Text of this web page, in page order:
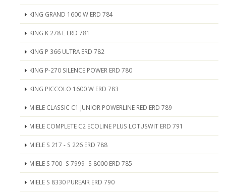
KING GRAND 1600 W ERD 784
KING K 278 E ERD 781
KING P 366 ULTRA ERD 782
KING P-270 SILENCE POWER ERD 780
KING PICCOLO 1600 W ERD 783
MIELE CLASSIC C1 JUNIOR POWERLINE RED ERD 789
MIELE COMPLETE C2 ECOLINE PLUS LOTUSWIT ERD 791
MIELE S 217 - S 226 ERD 788
MIELE S 700 -S 7999 -S 8000 ERD 785
MIELE S 8330 PUREAIR ERD 790